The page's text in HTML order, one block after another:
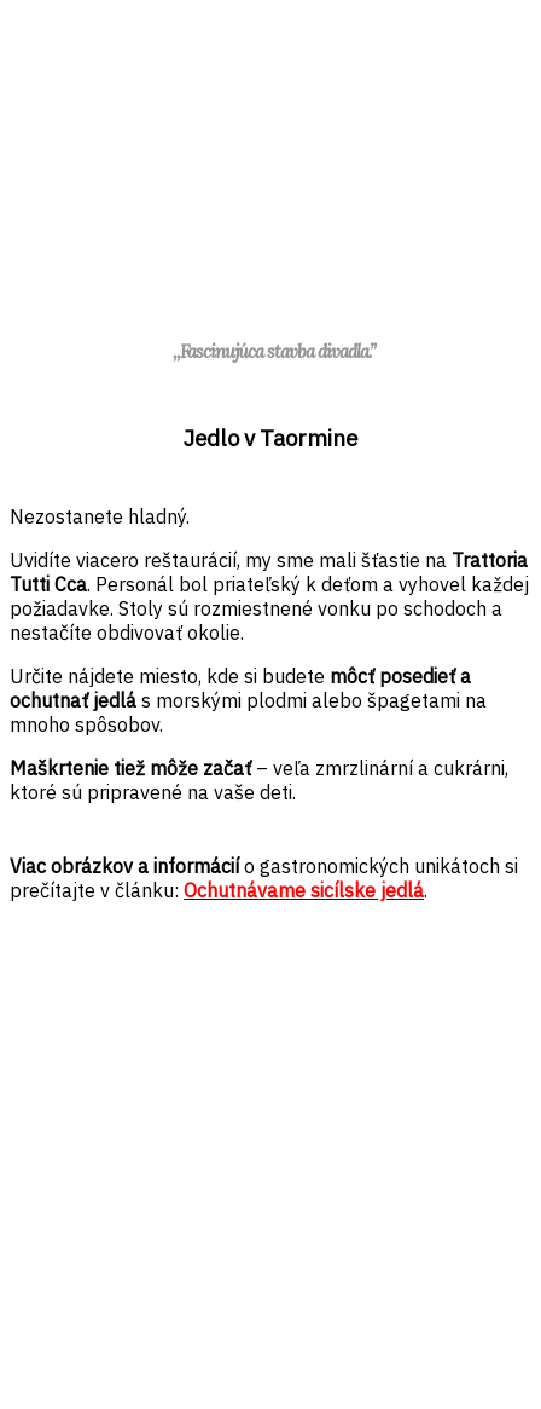
,,Fascinujúca stavba divadla.”
Jedlo v Taormine
Nezostanete hladný.
Uvidíte viacero reštaurácií, my sme mali šťastie na Trattoria
Tutti Cca. Personál bol priateľský k deťom a vyhovel každej
požiadavke. Stoly sú rozmiestnené vonku po schodoch a
nestačíte obdivovať okolie.
Určite nájdete miesto, kde si budete môcť posedieť a
ochutnať jedlá s morskými plodmi alebo špagetami na
mnoho spôsobov.
Maškrtenie tiež môže začať– veľa zmrzlinární a cukrárni,
ktoré sú pripravené na vaše deti.
Viac obrázkov a informáciío gastronomických unikátoch si
prečítajte v článku: Ochutnávame sicílske jedlá.